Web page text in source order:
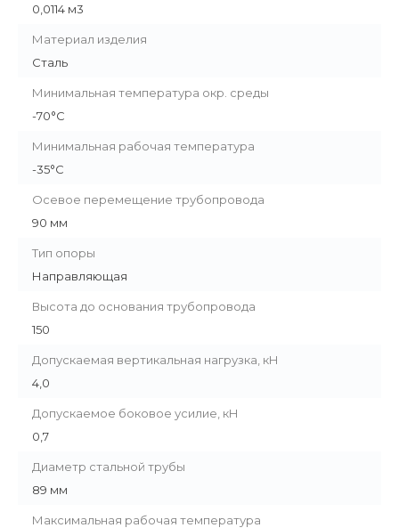
0,0114 м3
Материал изделия
Сталь
Минимальная температура окр. среды
-70°C
Минимальная рабочая температура
-35°C
Осевое перемещение трубопровода
90 мм
Тип опоры
Направляющая
Высота до основания трубопровода
150
Допускаемая вертикальная нагрузка, кН
4,0
Допускаемое боковое усилие, кН
0,7
Диаметр стальной трубы
89 мм
Максимальная рабочая температура